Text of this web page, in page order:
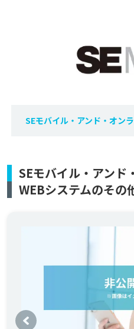
SEモバイル・アンド・オン
SEモバイル・アンド
WEBシステムのその